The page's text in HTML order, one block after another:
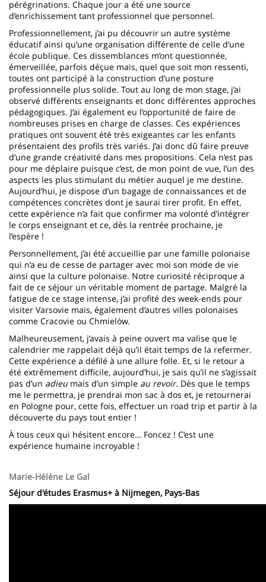
pérégrinations. Chaque jour a été une source
d’enrichissement tant professionnel que personnel.
Professionnellement, j’ai pu découvrir un autre système
éducatif ainsi qu’une organisation différente de celle d’une
école publique. Ces dissemblances m’ont questionnée,
émerveillée, parfois déçue mais, quel que soit mon ressenti,
toutes ont participé à la construction d’une posture
professionnelle plus solide. Tout au long de mon stage, j’ai
observé différents enseignants et donc différentes approches
pédagogiques. J’ai également eu l’opportunité de faire de
nombreuses prises en charge de classes. Ces expériences
pratiques ont souvent été très exigeantes car les enfants
présentaient des profils très variés. J’ai donc dû faire preuve
d’une grande créativité dans mes propositions. Cela n’est pas
pour me déplaire puisque c’est, de mon point de vue, l’un des
aspects les plus stimulant du métier auquel je me destine.
Aujourd’hui, je dispose d’un bagage de connaissances et de
compétences concrètes dont je saurai tirer profit. En effet,
cette expérience n’a fait que confirmer ma volonté d’intégrer
le corps enseignant et ce, dès la rentrée prochaine, je
l’espère !
Personnellement, j’ai été accueillie par une famille polonaise
qui n’a eu de cesse de partager avec moi son mode de vie
ainsi que la culture polonaise. Notre curiosité réciproque a
fait de ce séjour un véritable moment de partage. Malgré la
fatigue de ce stage intense, j’ai profité des week-ends pour
visiter Varsovie mais, également d’autres villes polonaises
comme Cracovie ou Chmielów.
Malheureusement, j’avais à peine ouvert ma valise que le
calendrier me rappelait déjà qu’il était temps de la refermer.
Cette expérience a défilé à une allure folle. Et, si le retour a
été extrêmement difficile, aujourd’hui, je sais qu’il ne s’agissait
pas d’un adieumais d’un simple au revoir. Dès que le temps
me le permettra, je prendrai mon sac à dos et, je retournerai
en Pologne pour, cette fois, effectuer un road trip et partir à la
découverte du pays tout entier !
À tous ceux qui hésitent encore… Foncez ! C’est une
expérience humaine incroyable !
Marie-Hélène Le Gal
Séjour d'études Erasmus+ à Nijmegen, Pays-Bas